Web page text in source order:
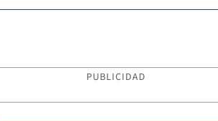
PUBLICIDAD